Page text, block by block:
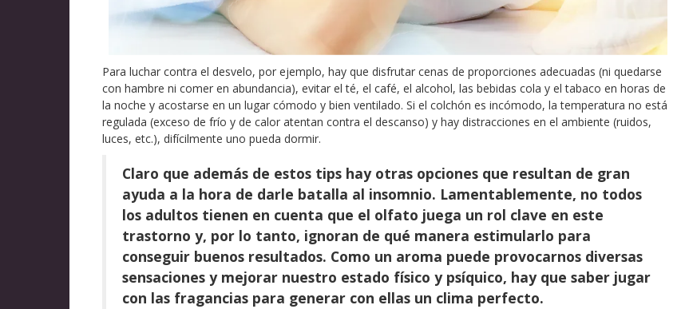
Para luchar contra el desvelo, por ejemplo, hay que disfrutar cenas de proporciones adecuadas (ni quedarse
con hambre ni comer en abundancia), evitar el té, el café, el alcohol, las bebidas cola y el tabaco en horas de
la noche y acostarse en un lugar cómodo y bien ventilado. Si el colchón es incómodo, la temperatura no está
regulada (exceso de frío y de calor atentan contra el descanso) y hay distracciones en el ambiente (ruidos,
luces, etc.), difícilmente uno pueda dormir.
Claro que además de estos tips hay otras opciones que resultan de gran
ayuda a la hora de darle batalla al insomnio. Lamentablemente, no todos
los adultos tienen en cuenta que el olfato juega un rol clave en este
trastorno y, por lo tanto, ignoran de qué manera estimularlo para
conseguir buenos resultados. Como un aroma puede provocarnos diversas
sensaciones y mejorar nuestro estado físico y psíquico, hay que saber jugar
con las fragancias para generar con ellas un clima perfecto.